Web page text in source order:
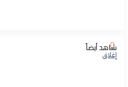
شاهد أيضاً
إغلاق